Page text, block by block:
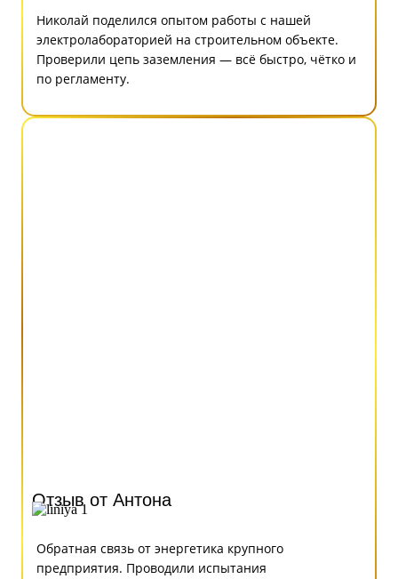
Николай поделился опытом работы с нашей
электролабораторией на строительном объекте.
Проверили цепь заземления — всё быстро, чётко и
по регламенту.
Отзыв от Антона
Обратная связь от энергетика крупного
предприятия. Проводили испытания